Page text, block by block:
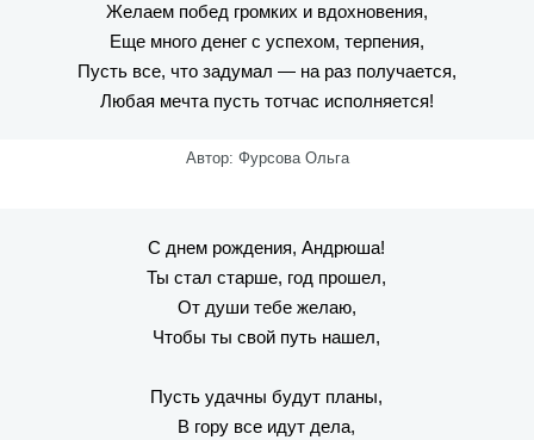
Желаем побед громких и вдохновения,
Еще много денег с успехом, терпения,
Пусть все, что задумал — на раз получается,
Любая мечта пусть тотчас исполняется!
Автор: Фурсова Ольга
С днем рождения, Андрюша!
Ты стал старше, год прошел,
От души тебе желаю,
Чтобы ты свой путь нашел,
Пусть удачны будут планы,
В гору все идут дела,